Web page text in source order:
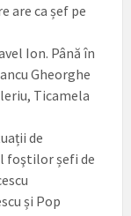
are ca șef pe
Ion. Până în
Gheorghe
Ticamela
de
foştilor șefi de
și Pop